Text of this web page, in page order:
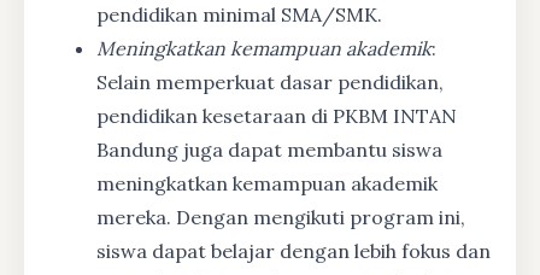
pendidikan minimal SMA/SMK.
Meningkatkan kemampuan akademik:
Selain memperkuat dasar pendidikan,
pendidikan kesetaraan di PKBM INTAN
Bandung juga dapat membantu siswa
meningkatkan kemampuan akademik
mereka. Dengan mengikuti program ini,
siswa dapat belajar dengan lebih fokus dan